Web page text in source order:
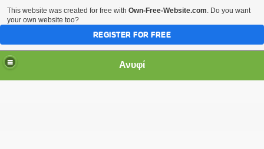
Ανυφί
This website was created for free with Own-Free-Website.com. Do you want
your own website too?
REGISTER FOR FREE